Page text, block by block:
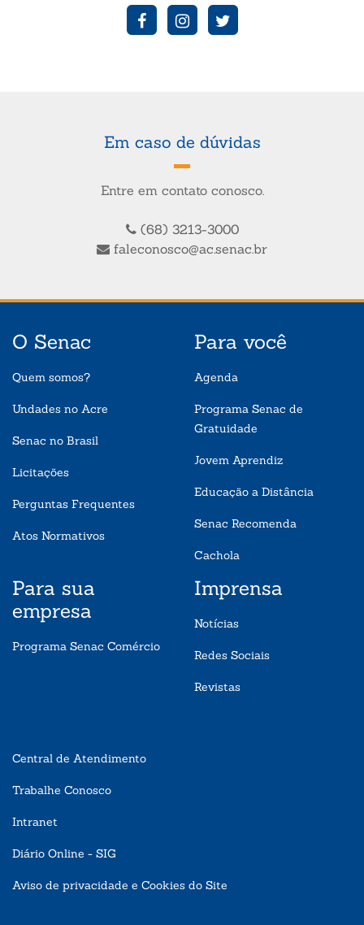
Em caso de dúvidas
Entre em contato conosco.
(68) 3213-3000
faleconosco@ac.senac.br
O Senac
Quem somos?
Undades no Acre
Senac no Brasil
Licitações
Perguntas Frequentes
Atos Normativos
Para você
Agenda
Programa Senac de
Gratuidade
Jovem Aprendiz
Educação a Distância
Senac Recomenda
Cachola
Para sua
empresa
Programa Senac Comércio
Imprensa
Notícias
Redes Sociais
Revistas
Central de Atendimento
Trabalhe Conosco
Intranet
Diário Online - SIG
Aviso de privacidade e Cookies do Site